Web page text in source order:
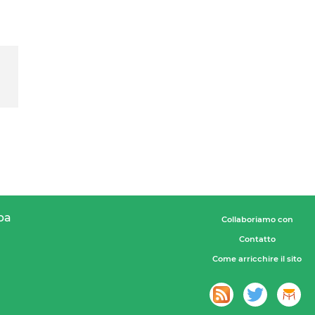
Collaboriamo con
Contatto
Come arricchire il sito